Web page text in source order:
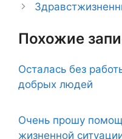
Похожие
Осталась без
добрых людей
Очень прошу
жизненной